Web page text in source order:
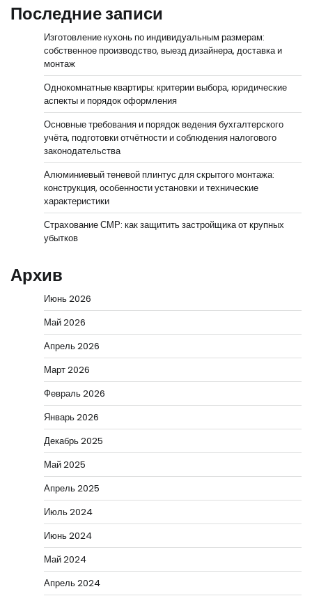
Последние записи
Изготовление кухонь по индивидуальным размерам:
собственное производство, выезд дизайнера, доставка и
монтаж
Однокомнатные квартиры: критерии выбора, юридические
аспекты и порядок оформления
Основные требования и порядок ведения бухгалтерского
учёта, подготовки отчётности и соблюдения налогового
законодательства
Алюминиевый теневой плинтус для скрытого монтажа:
конструкция, особенности установки и технические
характеристики
Страхование СМР: как защитить застройщика от крупных
убытков
Архив
Июнь 2026
Май 2026
Апрель 2026
Март 2026
Февраль 2026
Январь 2026
Декабрь 2025
Май 2025
Апрель 2025
Июль 2024
Июнь 2024
Май 2024
Апрель 2024